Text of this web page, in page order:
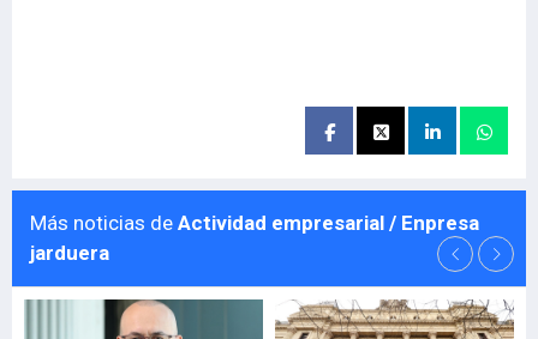
Más noticias de Actividad empresarial / Enpresa
jarduera